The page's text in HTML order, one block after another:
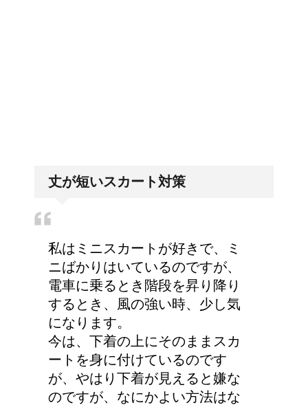
丈が短いスカート対策
私はミニスカートが好きで、ミ
ニばかりはいているのですが、
電車に乗るとき階段を昇り降り
するとき、風の強い時、少し気
になります。
今は、下着の上にそのままスカ
ートを身に付けているのです
が、やはり下着が見えると嫌な
のですが、なにかよい方法はな